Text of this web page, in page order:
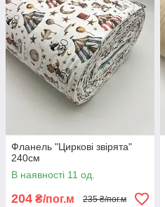
Фланель "Циркові звірята"
240см
В наявності 11 од.
204 ₴/пог.м 235 ₴/пог.м